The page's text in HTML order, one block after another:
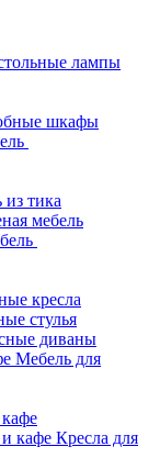
лампы
шкафы
тика
мебель
кресла
стулья
диваны
Мебель для
Кресла для